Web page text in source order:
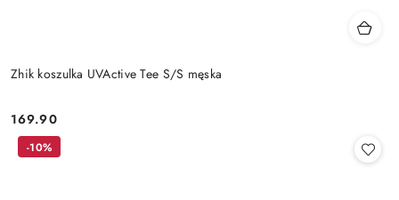
Zhik koszulka UVActive Tee S/S męska
Cena:
169.90
-10%